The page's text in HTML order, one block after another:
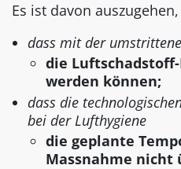
Es ist davon auszugehen,
dass mit der
die
werden können;
dass die
bei der Lufthygiene
die geplante
Massnahme nicht